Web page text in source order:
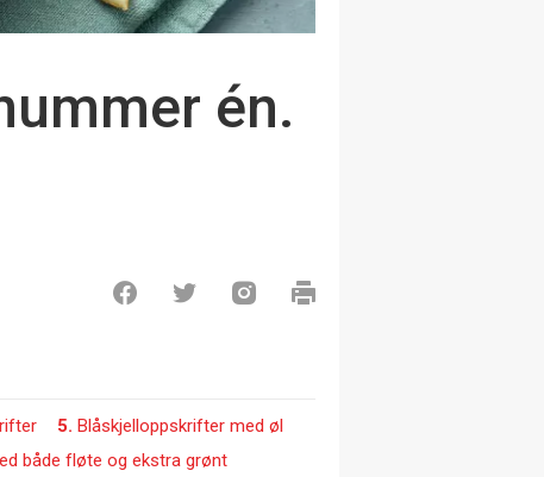
én.
5. Blåskjelloppskrifter med øl
både fløte og ekstra grønt